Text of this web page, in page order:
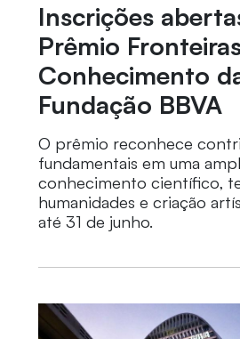
Inscrições
Prêmio
Conhecimento
Fundação BBVA
O prêmio reconhece
fundamentais em uma
conhecimento científico,
humanidades e criação
até 31 de junho.